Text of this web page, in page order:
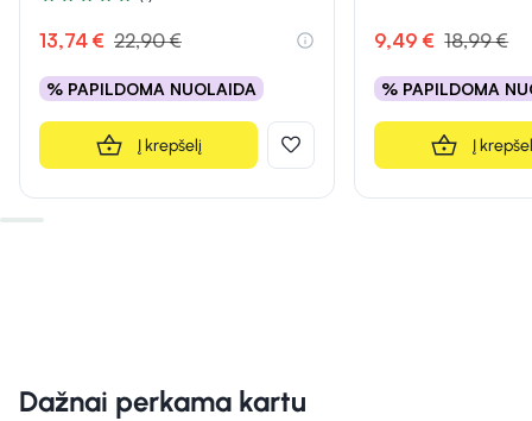
Įvertinimas 5.0 iš 5
13,74 € 22,90 €
% PAPILDOMA NUOLAIDA
Į krepšelį
9,49 € 18,99 €
% PAPILDOMA
Į
Dažnai perkama kartu